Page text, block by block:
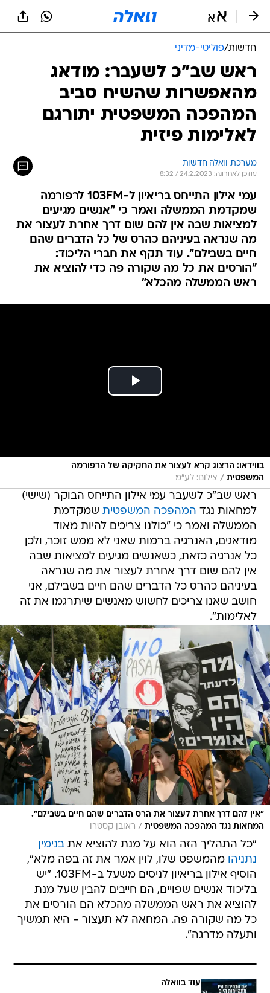
חדשות/פוליטי-מדיני
ראש שב"כ לשעבר: מודאג
מהאפשרות שהשיח סביב
המהפכה המשפטית יתורגם
לאלימות פיזית
מערכת וואלה חדשות
עודכן לאחרונה: 24.2.2023 / 8:32
עמי אילון התייחס בריאיון ל-103FM לרפורמה
שמקדמת הממשלה ואמר כי "אנשים מגיעים
למציאות שבה אין להם שום דרך אחרת לעצור את
מה שנראה בעיניהם כהרס של כל הדברים שהם
חיים בשבילם". עוד תקף את חברי הליכוד:
"הורסים את כל מה שקורה פה כדי להוציא את
ראש הממשלה מהכלא"
בווידאו: הרצוג קרא לעצור את החקיקה של הרפורמה
המשפטית / צילום: לע"מ
ראש שב"כ לשעבר עמי אילון התייחס הבוקר (שישי)
למחאות נגד המהפכה המשפטית שמקדמת
הממשלה ואמר כי "כולנו צריכים להיות מאוד
מודאגים, האנרגיה ברמות שאני לא ממש זוכר, ולכן
כל אנרגיה כזאת, כשאנשים מגיעים למציאות שבה
אין להם שום דרך אחרת לעצור את מה שנראה
בעיניהם כהרס כל הדברים שהם חיים בשבילם, אני
חושב שאנו צריכים לחשוש מאנשים שיתרגמו את זה
לאלימות".
"אין להם דרך אחרת לעצור את הרס הדברים שהם חיים בשבילם".
המחאות נגד המהפכה המשפטית / ראובן קסטרו
"כל התהליך הזה הוא על מנת להוציא אתבנימין
נתניהו מהמשפט שלו, לוין אמר את זה בפה מלא",
הוסיף אילון בריאיון לניסים משעל ב-103FM. "יש
בליכוד אנשים שפויים, הם חייבים להבין שעל מנת
להוציא את ראש הממשלה מהכלא הם הורסים את
כל מה שקורה פה. המחאה לא תעצור - היא תמשיך
ותעלה מדרגה".
עוד בוואלה